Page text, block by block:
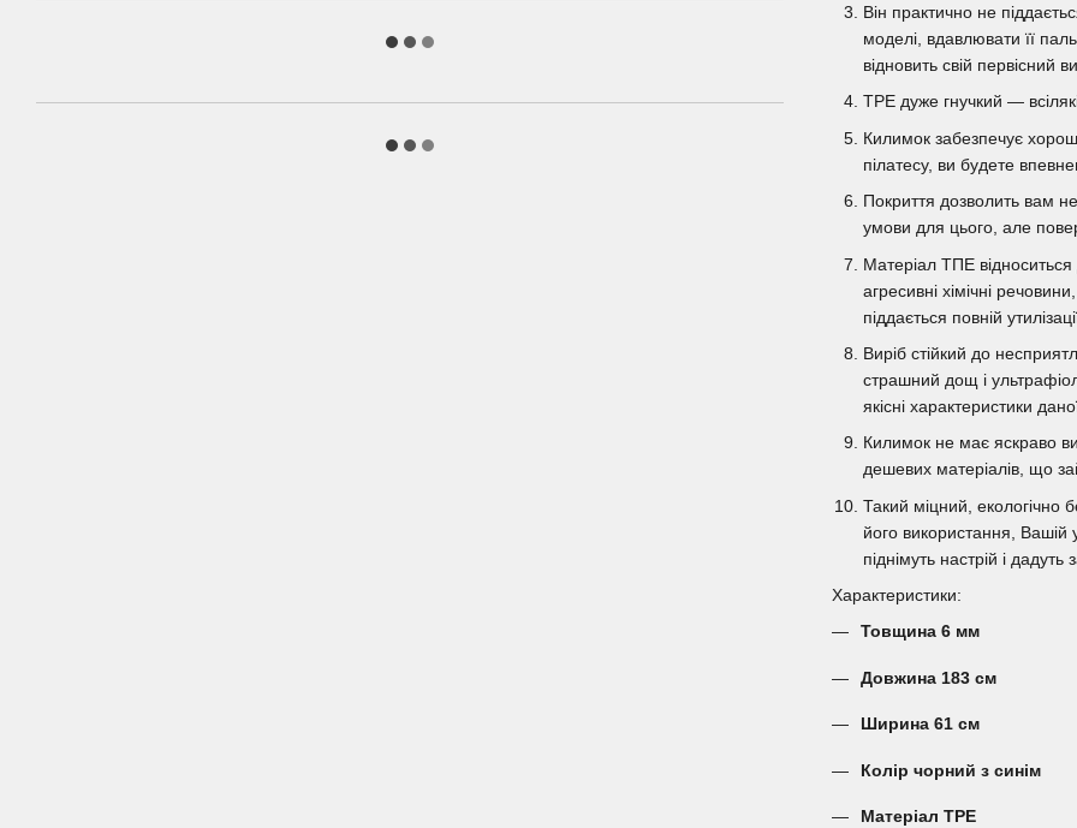
Він практично не
моделі, вдавлювати її
відновить свій
TPE дуже гнучкий —
Килимок забезпечує
пілатесу, ви будете
Покриття дозволить вам
умови для цього, але
Матеріал ТПЕ
агресивні хімічні
піддається повній
Виріб стійкий до
страшний дощ і
якісні характеристики
Килимок не має яскраво
дешевих матеріалів, що
Такий міцний, екологічно
його використання, Вашій
піднімуть настрій і
Характеристики:
Товщина 6 мм
Довжина 183 см
Ширина 61 см
Колір чорний з синім
Матеріал TPE